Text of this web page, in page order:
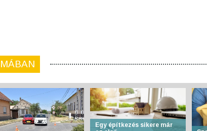
Egy építkezés sikere már